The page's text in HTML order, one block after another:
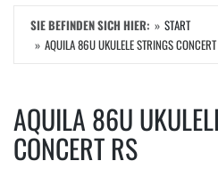
SIE BEFINDEN SICH HIER:
START
AQUILA 86U UKULELE STRINGS
AQUILA 86U
CONCERT RS